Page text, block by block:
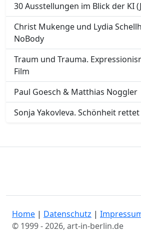
30 Ausstellungen im Blick der KI
Christ Mukenge und Lydia
NoBody
Traum und Trauma.
Film
Paul Goesch & Matthias Noggler
Sonja Yakovleva. Schönheit
Home | Datenschutz |
© 1999 - 2026, art-in-berlin.de